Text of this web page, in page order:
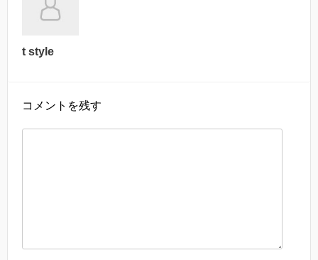
t style
コメントを残す